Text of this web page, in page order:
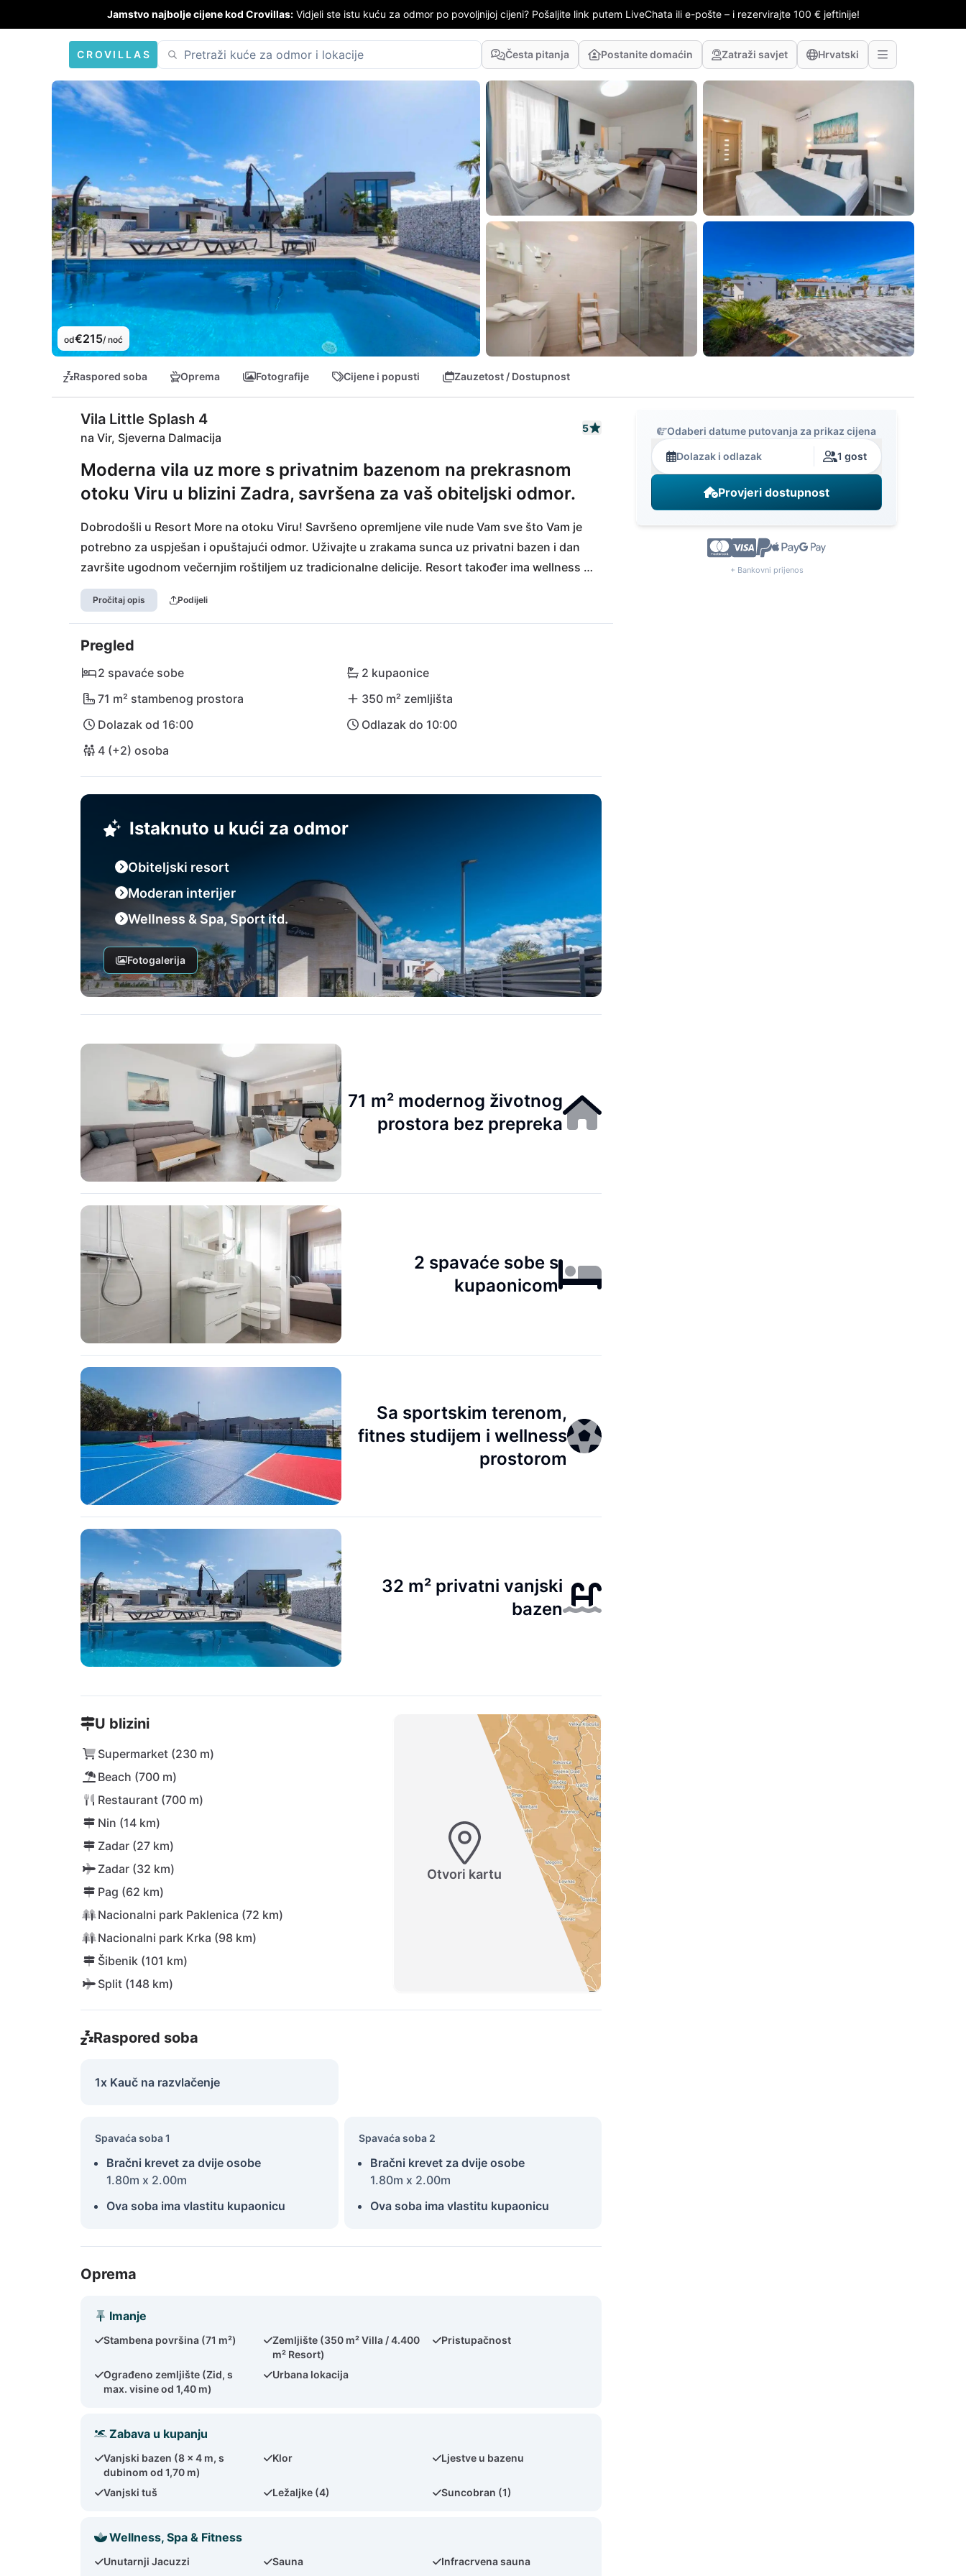
Jamstvo najbolje cijene kod Crovillas: Vidjeli ste istu kuću za odmor po povoljnijoj cijeni? Pošaljite link putem LiveChata ili e-pošte – i rezervirajte 100 € jeftinije!
CROVILLAS Česta pitanja Postanite domaćin Zatraži savjet Hrvatski
od€215/ noć
Raspored soba Oprema Fotografije Cijene i popusti Zauzetost / Dostupnost
Vila Little Splash 4
na Vir, Sjeverna Dalmacija
5
Moderna vila uz more s privatnim bazenom na prekrasnom
otoku Viru u blizini Zadra, savršena za vaš obiteljski odmor.
Dobrodošli u Resort More na otoku Viru! Savršeno opremljene vile nude Vam sve što Vam je
potrebno za uspješan i opuštajući odmor. Uživajte u zrakama sunca uz privatni bazen i dan
završite ugodnom večernjim roštiljem uz tradicionalne delicije. Resort također ima wellness
zonu s infracrvenom saunom, jacuzzijem i wellness tušem. Za vježbanje možete otići na
multifunkcionalni sportski teren i odmjeriti košarkaške ili nogometne utakmice ili pak otići u
već postojeći fitness studio. Duž 32 km duge obale otoka Vira nalaze se fantastične plaže, od
blagih šljunčanih do uzbudljivih stjenovitih plaža. Izlet u povijesni grad Zadar također se toplo
preporučuje: savršen spoj razgledavanja i kulture! Međunarodna zračna luka Zadar (ZAD)
Pročitaj opis Podijeli
Pregled
2 spavaće sobe
2 kupaonice
71 m² stambenog prostora
350 m² zemljišta
Dolazak od 16:00
Odlazak do 10:00
4 (+2) osoba
Istaknuto u kući za odmor
Obiteljski resort
Moderan interijer
Wellness & Spa, Sport itd.
Fotogalerija
71 m² modernog životnog
prostora bez prepreka
2 spavaće sobe s
kupaonicom
Sa sportskim terenom,
fitnes studijem i wellness
prostorom
32 m² privatni vanjski
bazen
U blizini
Supermarket (230 m)
Beach (700 m)
Restaurant (700 m)
Nin (14 km)
Zadar (27 km)
Zadar (32 km)
Pag (62 km)
Nacionalni park Paklenica (72 km)
Nacionalni park Krka (98 km)
Šibenik (101 km)
Split (148 km)
Otvori kartu
Raspored soba
1x Kauč na razvlačenje
Spavaća soba 1
Bračni krevet za dvije osobe
1.80m x 2.00m
Ova soba ima vlastitu kupaonicu
Spavaća soba 2
Bračni krevet za dvije osobe
1.80m x 2.00m
Ova soba ima vlastitu kupaonicu
Oprema
Imanje
Stambena površina (71 m²)
Zemljište (350 m² Villa / 4.400
m² Resort)
Pristupačnost
Ograđeno zemljište (Zid, s
max. visine od 1,40 m)
Urbana lokacija
Zabava u kupanju
Vanjski bazen (8 x 4 m, s
dubinom od 1,70 m)
Klor Ljestve u bazenu
Vanjski tuš Ležaljke (4) Suncobran (1)
Wellness, Spa & Fitness
Unutarnji Jacuzzi Sauna
Infracrvena sauna
Odaberi datume putovanja za prikaz cijena
Dolazak i odlazak 1 gost
Provjeri dostupnost
+ Bankovni prijenos